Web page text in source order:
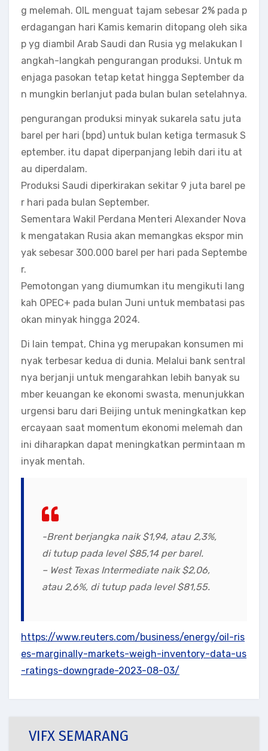
g melemah. OIL menguat tajam sebesar 2% pada p
erdagangan hari Kamis kemarin ditopang oleh sika
p yg diambil Arab Saudi dan Rusia yg melakukan l
angkah-langkah pengurangan produksi. Untuk m
enjaga pasokan tetap ketat hingga September da
n mungkin berlanjut pada bulan bulan setelahnya.
pengurangan produksi minyak sukarela satu juta
barel per hari (bpd) untuk bulan ketiga termasuk S
eptember. itu dapat diperpanjang lebih dari itu at
au diperdalam.
Produksi Saudi diperkirakan sekitar 9 juta barel pe
r hari pada bulan September.
Sementara Wakil Perdana Menteri Alexander Nova
k mengatakan Rusia akan memangkas ekspor min
yak sebesar 300.000 barel per hari pada Septembe
r.
Pemotongan yang diumumkan itu mengikuti lang
kah OPEC+ pada bulan Juni untuk membatasi pas
okan minyak hingga 2024.
Di lain tempat, China yg merupakan konsumen mi
nyak terbesar kedua di dunia. Melalui bank sentral
nya berjanji untuk mengarahkan lebih banyak su
mber keuangan ke ekonomi swasta, menunjukkan
urgensi baru dari Beijing untuk meningkatkan kep
ercayaan saat momentum ekonomi melemah dan
ini diharapkan dapat meningkatkan permintaan m
inyak mentah.
-Brent berjangka naik $1,94, atau 2,3%,
di tutup pada level $85,14 per barel.
– West Texas Intermediate naik $2,06,
atau 2,6%, di tutup pada level $81,55.
https://www.reuters.com/business/energy/oil-ris
es-marginally-markets-weigh-inventory-data-us
-ratings-downgrade-2023-08-03/
VIFX SEMARANG